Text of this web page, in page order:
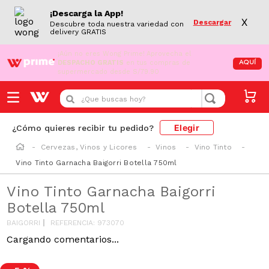
¡Descarga la App!
Descubre toda nuestra variedad con
delivery GRATIS
Descargar X
¡Aún no eres Wong Prime! Aprovecha el
DESPACHO GRATIS en tus compras de
supermercado desde S/79.90
AQUÍ
¿Que buscas hoy?
¿Cómo quieres recibir tu pedido? Elegir
Cervezas, Vinos y Licores Vinos
Vino Tinto
Vino Tinto Garnacha Baigorri Botella 750ml
Vino Tinto Garnacha Baigorri
Botella 750ml
BAIGORRI REFERENCIA: 973070
Cargando comentarios...